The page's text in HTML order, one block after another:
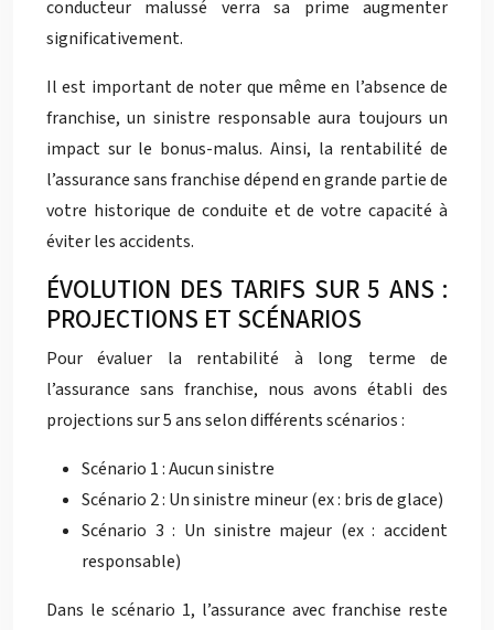
conducteur malussé verra sa prime augmenter
significativement.
Il est important de noter que même en l’absence de
franchise, un sinistre responsable aura toujours un
impact sur le bonus-malus. Ainsi, la rentabilité de
l’assurance sans franchise dépend en grande partie de
votre historique de conduite et de votre capacité à
éviter les accidents.
ÉVOLUTION DES TARIFS SUR 5 ANS :
PROJECTIONS ET SCÉNARIOS
Pour évaluer la rentabilité à long terme de
l’assurance sans franchise, nous avons établi des
projections sur 5 ans selon différents scénarios :
Scénario 1 : Aucun sinistre
Scénario 2 : Un sinistre mineur (ex : bris de glace)
Scénario 3 : Un sinistre majeur (ex : accident
responsable)
Dans le scénario 1, l’assurance avec franchise reste